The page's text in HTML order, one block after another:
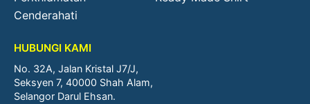
Cenderahati
HUBUNGI KAMI
No. 32A, Jalan Kristal J7/J,
Seksyen 7, 40000 Shah Alam,
Selangor Darul Ehsan.